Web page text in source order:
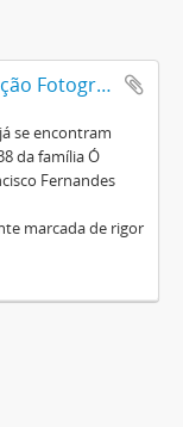
Francisco Fernandes Lopes - Coleção Fotográfica
se encontram
da família Ó
Fernandes
marcada de rigor